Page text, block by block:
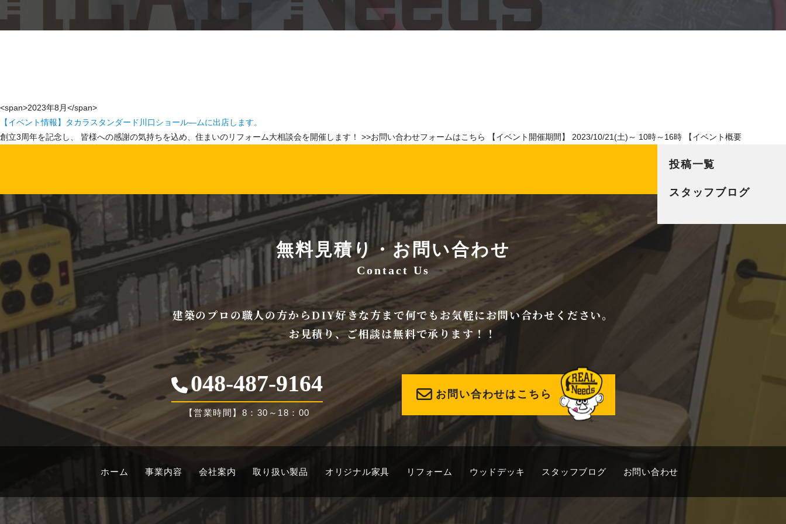
<span>2023年8月</span>
【イベント情報】タカラスタンダード川口ショール―ムに出店します。
創立3周年を記念し、 皆様への感謝の気持ちを込め、住まいのリフォーム大相談会を開催します！ >>お問い合わせフォームはこちら 【イベント開催期間】 2023/10/21(土)～ 10時～16時 【イベント概要
投稿一覧
スタッフブログ
無料見積り・お問い合わせ
Contact Us
建築のプロの職人の方からDIY好きな方まで何でもお気軽にお問い合わせください。
お見積り、ご相談は無料で承ります！！
048-487-9164
【営業時間】8：30～18：00
お問い合わせはこちら
ホーム 事業内容 会社案内 取り扱い製品 オリジナル家具 リフォーム ウッドデッキ スタッフブログ お問い合わせ